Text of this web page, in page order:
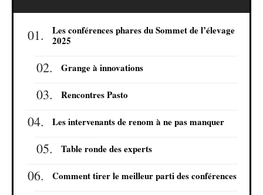
Les conférences phares du Sommet de l’élevage
2025
Grange à innovations
Rencontres Pasto
Les intervenants de renom à ne pas manquer
Table ronde des experts
Comment tirer le meilleur parti des conférences